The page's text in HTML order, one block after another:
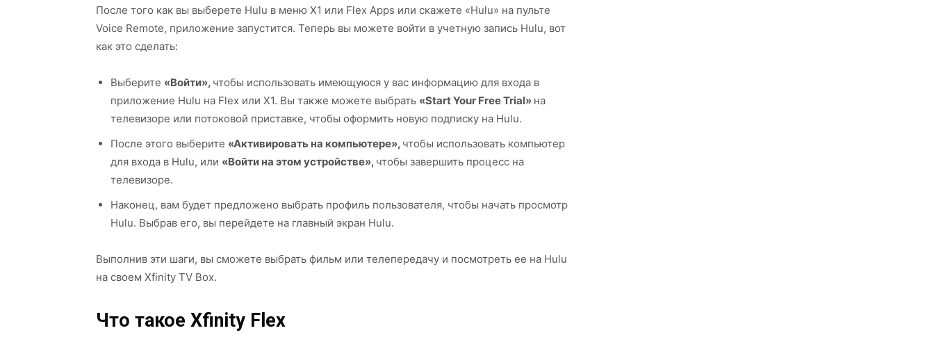
После того как вы выберете Hulu в меню X1 или Flex Apps или скажете «Hulu» на пульте
Voice Remote, приложение запустится. Теперь вы можете войти в учетную запись Hulu, вот
как это сделать:
Выберите «Войти», чтобы использовать имеющуюся у вас информацию для входа в
приложение Hulu на Flex или X1. Вы также можете выбрать «Start Your Free Trial» на
телевизоре или потоковой приставке, чтобы оформить новую подписку на Hulu.
После этого выберите «Активировать на компьютере», чтобы использовать компьютер
для входа в Hulu, или «Войти на этом устройстве», чтобы завершить процесс на
телевизоре.
Наконец, вам будет предложено выбрать профиль пользователя, чтобы начать просмотр
Hulu. Выбрав его, вы перейдете на главный экран Hulu.
Выполнив эти шаги, вы сможете выбрать фильм или телепередачу и посмотреть ее на Hulu
на своем Xfinity TV Box.
Что такое Xfinity Flex